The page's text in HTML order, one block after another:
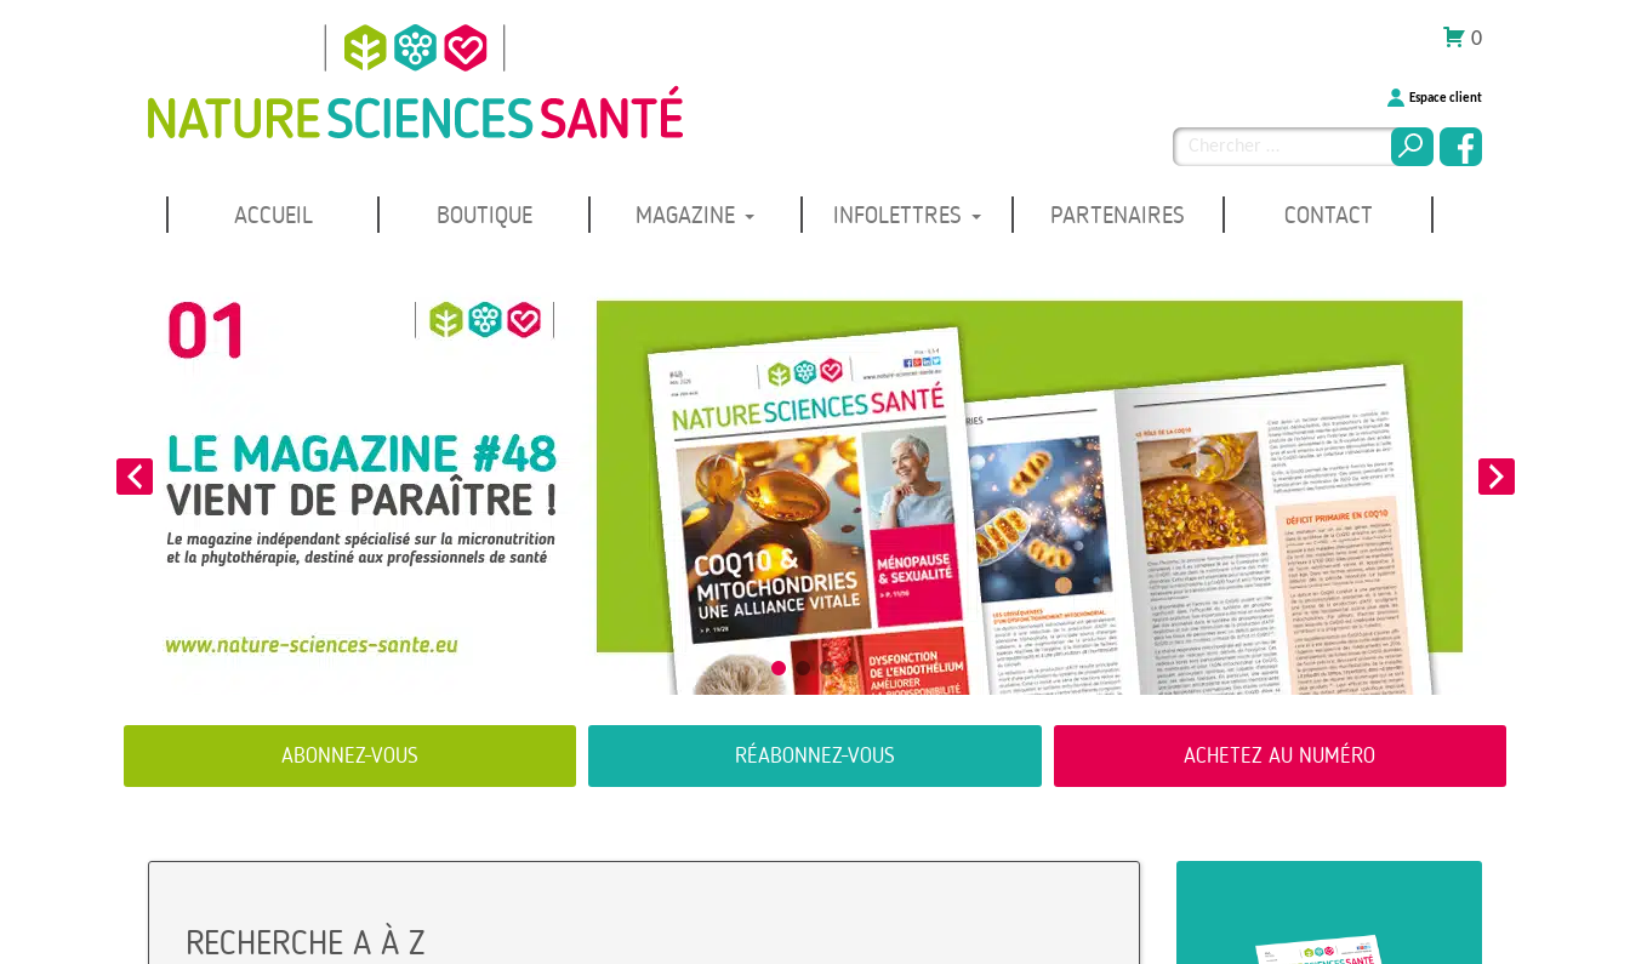
0
Espace client
Chercher
pour
:
Nature Sciences Santé
ACCUEIL BOUTIQUE MAGAZINE INFOLETTRES PARTENAIRES CONTACT
ABONNEZ-VOUS RÉABONNEZ-VOUS ACHETEZ AU NUMÉRO
RECHERCHE A À Z